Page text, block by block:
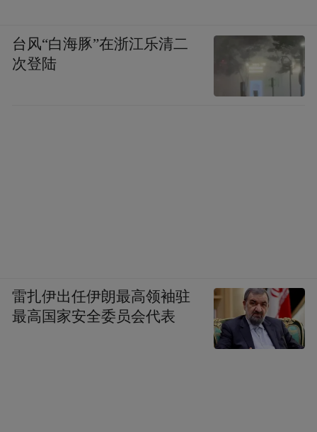
台风“白海豚”在浙江乐清二
次登陆
雷扎伊出任伊朗最高领袖驻
最高国家安全委员会代表